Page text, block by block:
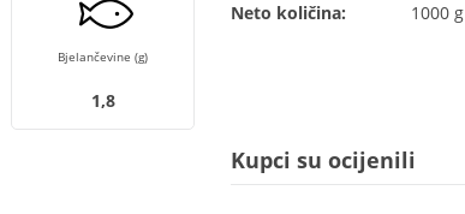
Bjelančevine (g)
1,8
Neto količina:
1000 g
Kupci su ocijenili